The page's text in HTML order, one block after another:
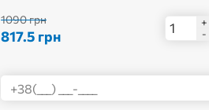
1090 грн
817.5 грн
+
-